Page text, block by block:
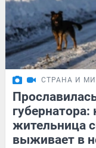
СТРАНА И
губернатора:
жительница
выживает в